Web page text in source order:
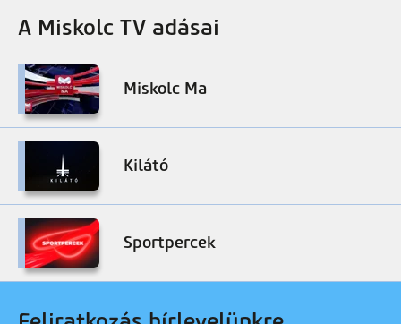
A Miskolc TV adásai
Miskolc Ma
Kilátó
Sportpercek